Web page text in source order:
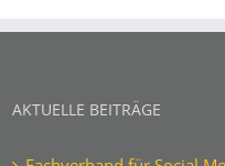
AKTUELLE BEITRÄGE